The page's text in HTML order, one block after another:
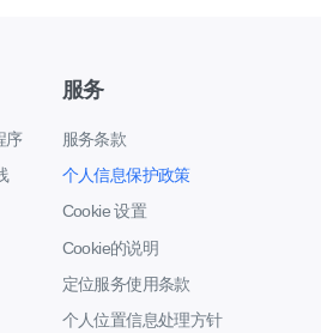
序
服务
服务条款
个人信息保护政策
Cookie 设置
Cookie的说明
定位服务使用条款
个人位置信息处理方针